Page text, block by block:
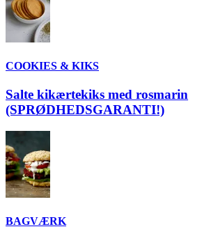
COOKIES & KIKS
Salte kikærtekiks med rosmarin
(SPRØDHEDSGARANTI!)
BAGVÆRK